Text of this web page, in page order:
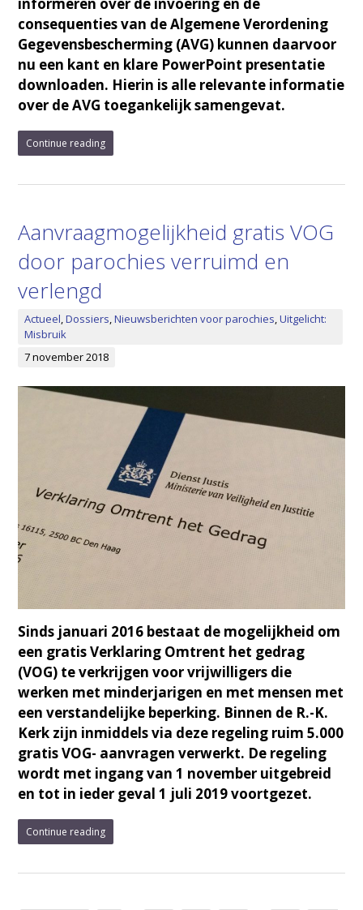
consequenties van de Algemene Verordening
Gegevensbescherming (AVG) kunnen daarvoor
nu een kant en klare PowerPoint presentatie
downloaden. Hierin is alle relevante informatie
over de AVG toegankelijk samengevat.
Continue reading
Aanvraagmogelijkheid gratis VOG
door parochies verruimd en
verlengd
Actueel ,Dossiers ,Nieuwsberichten voor parochies ,Uitgelicht:
Misbruik
7 november 2018
Sinds januari 2016 bestaat de mogelijkheid om
een gratis Verklaring Omtrent het gedrag
(VOG) te verkrijgen voor vrijwilligers die
werken met minderjarigen en met mensen met
een verstandelijke beperking. Binnen de R.-K.
Kerk zijn inmiddels via deze regeling ruim 5.000
gratis VOG- aanvragen verwerkt. De regeling
wordt met ingang van 1 november uitgebreid
en tot in ieder geval 1 juli 2019 voortgezet.
Continue reading